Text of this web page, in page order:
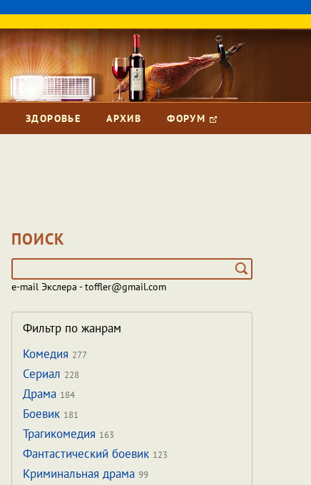
ЗДОРОВЬЕ АРХИВ ФОРУМ
ПОИСК
e-mail Экслера - toffler@gmail.com
Фильтр по жанрам
Комедия 277
Сериал 228
Драма 184
Боевик 181
Трагикомедия 163
Фантастический боевик 123
Криминальная драма 99